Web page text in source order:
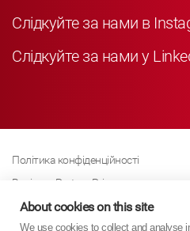
Слідкуйте за нами в
Слідкуйте за нами у
Політика конфіденційності
Business Partner Privacy
Політика щодо файлів cookie
Сучасна політика Закону про
About cookies on this site
We use cookies to collect and analyse